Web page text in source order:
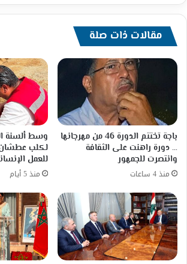
في
مقالات ذات صلة
باجة تختتم الدورة 46 من مهرجانها
… دورة راهنت على الثقافة
وانتصرت للجمهور
منذ 4 ساعات
وسط ألسنة
لكلب
للعمل
منذ 5 أيام